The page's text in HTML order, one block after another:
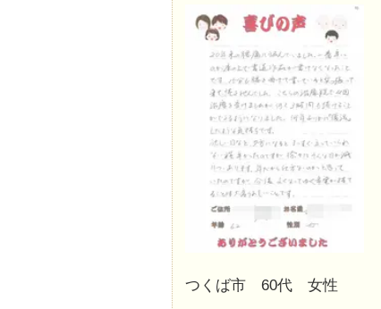
つくば市 60代 女性